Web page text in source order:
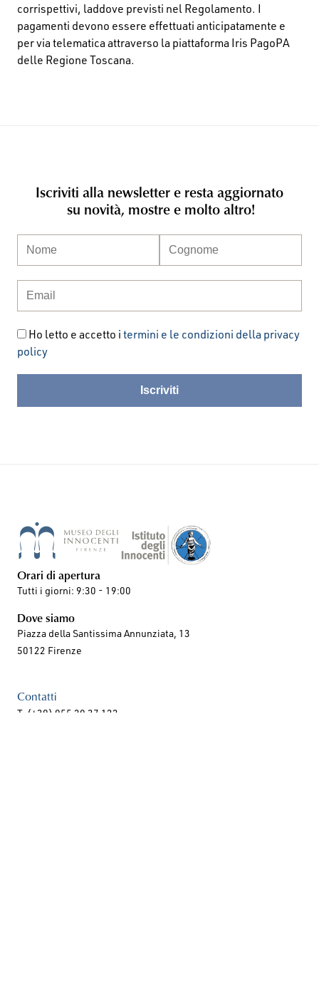
corrispettivi, laddove previsti nel Regolamento. I
pagamenti devono essere effettuati anticipatamente e
per via telematica attraverso la piattaforma Iris PagoPA
delle Regione Toscana.
Iscriviti alla newsletter e resta aggiornato
su novità, mostre e molto altro!
Ho letto e accetto i termini e le condizioni della privacy
policy
Iscriviti
Orari di apertura
Tutti i giorni: 9:30 - 19:00
Dove siamo
Piazza della Santissima Annunziata, 13
50122 Firenze
Contatti
T. (+39) 055 20 37 122